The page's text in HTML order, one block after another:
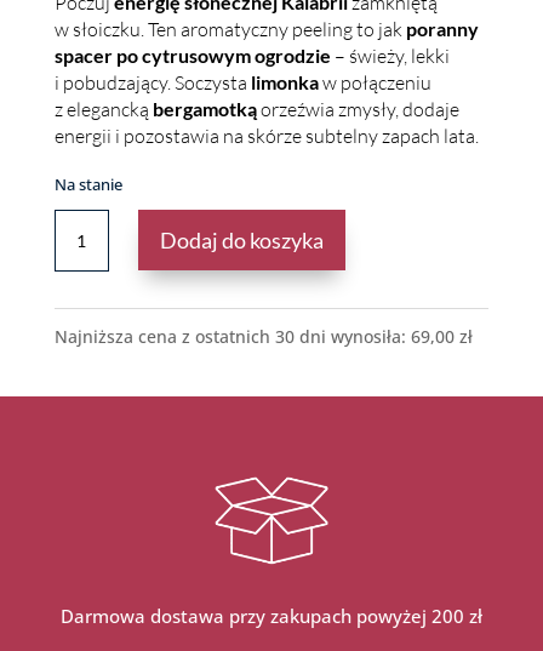
w słoiczku. Ten aromatyczny peeling to jak poranny
spacer po cytrusowym ogrodzie – świeży, lekki
i pobudzający. Soczysta limonkaw połączeniu
z elegancką bergamotkąorzeźwia zmysły, dodaje
energii i pozostawia na skórze subtelny zapach lata.
Na stanie
PEELING
DO
CIAŁA
-
LIMONKA
Dodaj do koszyka
Najniższa cena z ostatnich 30 dni wynosiła: 69,00 zł
Darmowa dostawa przy zakupach powyżej 200 zł